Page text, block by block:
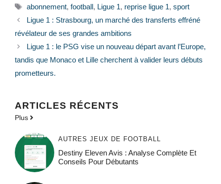
Étiquettes
abonnement, football, Ligue 1, reprise ligue 1, sport
Ligue 1 : Strasbourg, un marché des transferts effréné
révélateur de ses grandes ambitions
Ligue 1 : le PSG vise un nouveau départ avant l’Europe,
tandis que Monaco et Lille cherchent à valider leurs débuts
prometteurs.
ARTICLES RÉCENTS
Plus
AUTRES JEUX DE FOOTBALL
Destiny Eleven Avis : Analyse Complète Et
Conseils Pour Débutants